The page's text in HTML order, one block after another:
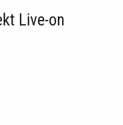
Live-on